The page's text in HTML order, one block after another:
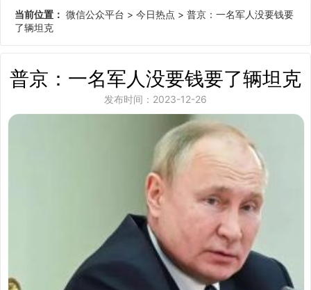
当前位置： 微信公众平台 > 今日热点 > 普京：一名军人没要钱要
了辆坦克
普京：一名军人没要钱要了辆坦克
发布时间：2023-12-26